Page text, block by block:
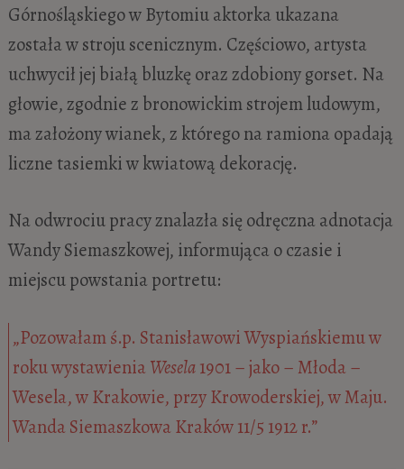
Górnośląskiego w Bytomiu aktorka ukazana
została w stroju scenicznym. Częściowo, artysta
uchwycił jej białą bluzkę oraz zdobiony gorset. Na
głowie, zgodnie z bronowickim strojem ludowym,
ma założony wianek, z którego na ramiona opadają
liczne tasiemki w kwiatową dekorację.
Na odwrociu pracy znalazła się odręczna adnotacja
Wandy Siemaszkowej, informująca o czasie i
miejscu powstania portretu:
„Pozowałam ś.p. Stanisławowi Wyspiańskiemu w
roku wystawienia Wesela1901 – jako – Młoda –
Wesela, w Krakowie, przy Krowoderskiej, w Maju.
Wanda Siemaszkowa Kraków 11/5 1912 r.”